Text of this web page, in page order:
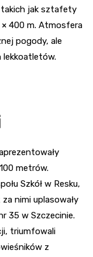
takich jak sztafety
× 400 m. Atmosfera
pogody, ale
lekkoatletów.
metrów.
Szkół w Resku,
nimi uplasowały
35 w Szczecinie.
triumfowali
z